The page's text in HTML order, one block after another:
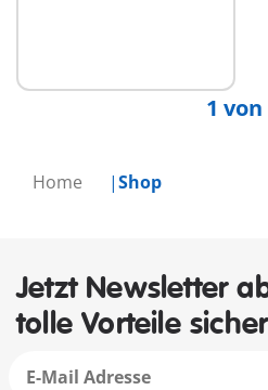
Home Shop
1 von
Jetzt Newsletter
tolle Vorteile